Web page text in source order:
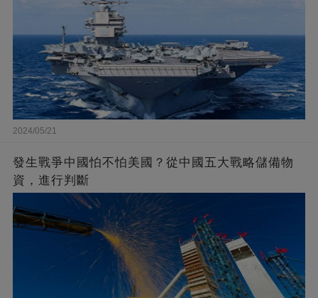
2024/05/21
發生戰爭中國怕不怕美國？從中國五大戰略儲備物
資，進行判斷